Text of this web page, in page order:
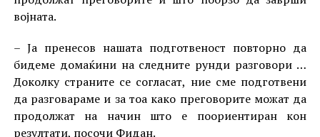
војната.
– Ја пренесов нашата подготвеност повторно да
бидеме домаќини на следните рунди разговори …
Доколку страните се согласат, ние сме подготвени
да разговараме и за тоа како преговорите можат да
продолжат на начин што е поориентиран кон
резултати, посочи Фидан.